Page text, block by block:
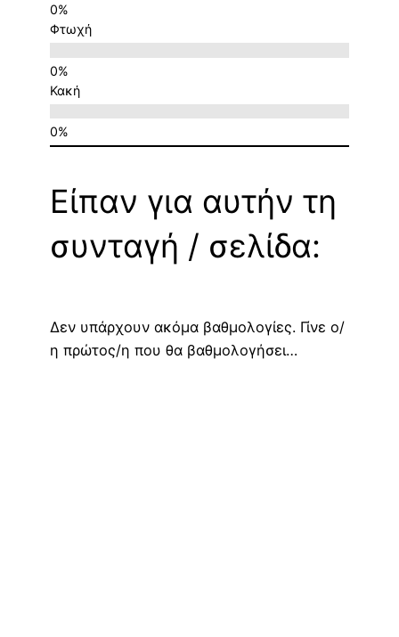
Φτωχή
Κακή
Είπαν για αυτήν τη
συνταγή / σελίδα:
Δεν υπάρχουν ακόμα βαθμολογίες. Γίνε ο/
η πρώτος/η που θα βαθμολογήσει…